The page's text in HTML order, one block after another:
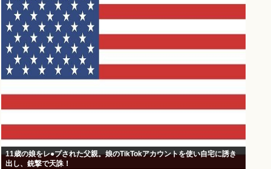
11歳の娘をレ●プされた父親。娘のTikTokアカウントを使い自宅に誘き
出し、銃撃で天誅！